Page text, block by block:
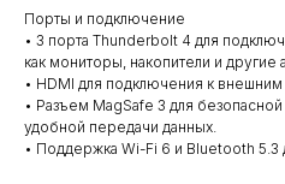
Порты и подключение
• 3 порта Thunderbolt 4 для
как мониторы, накопители и другие
• HDMI для подключения к
• Разъем MagSafe 3 для безопасной
удобной передачи данных.
• Поддержка Wi-Fi 6 и Bluetooth 5.3